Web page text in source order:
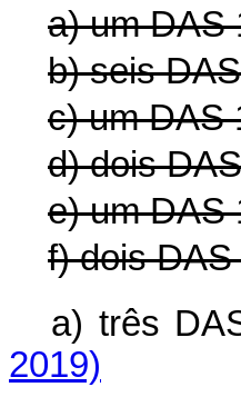
a) um DAS
b) seis
c) um DAS
d) dois
e) um DAS
f) dois DAS
a) três
2019)